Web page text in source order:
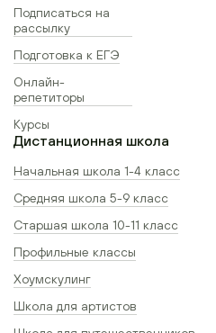
Подписаться на
рассылку
Подготовка к ЕГЭ
Онлайн-
репетиторы
Курсы
Дистанционная школа
Начальная школа 1-4 класс
Средняя школа 5-9 класс
Старшая школа 10-11 класс
Профильные классы
Хоумскулинг
Школа для артистов